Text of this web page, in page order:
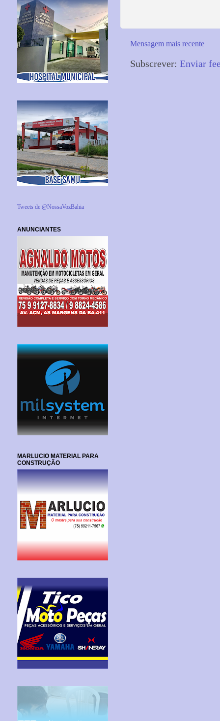
Mensagem mais recente
Subscrever: Enviar
Tweets de @NossaVozBahia
ANUNCIANTES
MARLUCIO MATERIAL PARA
CONSTRUÇÃO